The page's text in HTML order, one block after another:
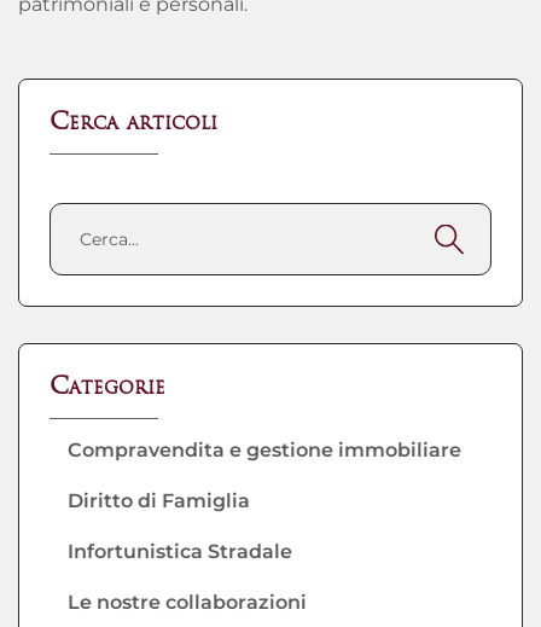
Cerca articoli
Categorie
Compravendita e gestione immobiliare
Diritto di Famiglia
Infortunistica Stradale
Le nostre collaborazioni